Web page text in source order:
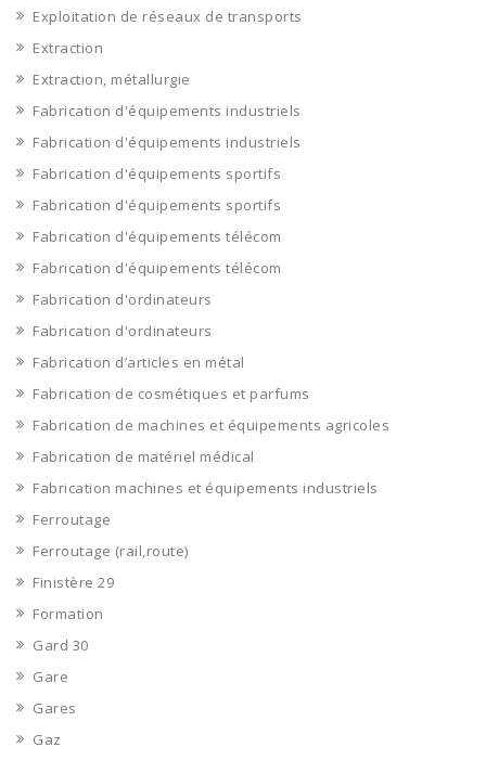
Exploitation de réseaux de transports
Extraction
Extraction, métallurgie
Fabrication d'équipements industriels
Fabrication d'équipements industriels
Fabrication d'équipements sportifs
Fabrication d'équipements sportifs
Fabrication d'équipements télécom
Fabrication d'équipements télécom
Fabrication d'ordinateurs
Fabrication d'ordinateurs
Fabrication d’articles en métal
Fabrication de cosmétiques et parfums
Fabrication de machines et équipements agricoles
Fabrication de matériel médical
Fabrication machines et équipements industriels
Ferroutage
Ferroutage (rail,route)
Finistère 29
Formation
Gard 30
Gare
Gares
Gaz